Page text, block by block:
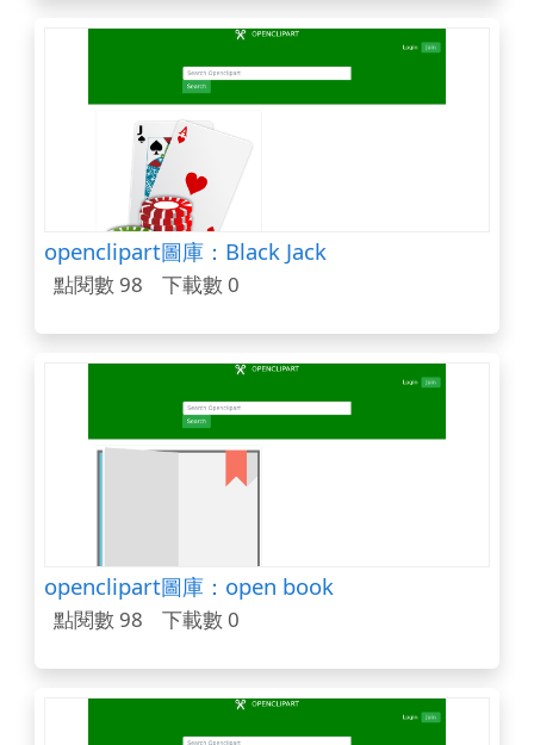
openclipart圖庫：Black Jack
點閱數 98 下載數 0
openclipart圖庫：open book
點閱數 98 下載數 0